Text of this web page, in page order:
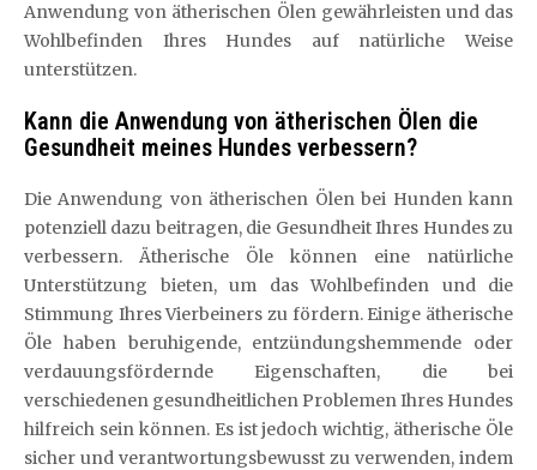
Anwendung von ätherischen Ölen gewährleisten und das
Wohlbefinden Ihres Hundes auf natürliche Weise
unterstützen.
Kann die Anwendung von ätherischen Ölen die
Gesundheit meines Hundes verbessern?
Die Anwendung von ätherischen Ölen bei Hunden kann
potenziell dazu beitragen, die Gesundheit Ihres Hundes zu
verbessern. Ätherische Öle können eine natürliche
Unterstützung bieten, um das Wohlbefinden und die
Stimmung Ihres Vierbeiners zu fördern. Einige ätherische
Öle haben beruhigende, entzündungshemmende oder
verdauungsfördernde Eigenschaften, die bei
verschiedenen gesundheitlichen Problemen Ihres Hundes
hilfreich sein können. Es ist jedoch wichtig, ätherische Öle
sicher und verantwortungsbewusst zu verwenden, indem